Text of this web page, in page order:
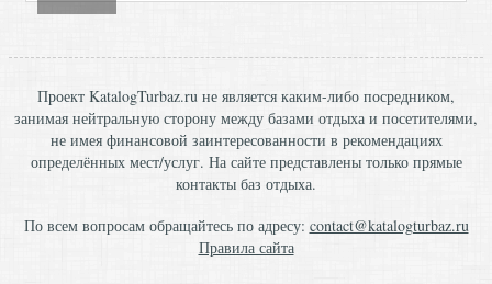
Проект KatalogTurbaz.ru не является каким-либо посредником,
занимая нейтральную сторону между базами отдыха и посетителями,
не имея финансовой заинтересованности в рекомендациях
определённых мест/услуг. На сайте представлены только прямые
контакты баз отдыха.
По всем вопросам обращайтесь по адресу: contact@katalogturbaz.ru
Правила сайта